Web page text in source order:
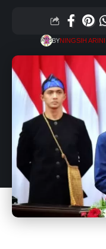
BYNINGSIH ARINI